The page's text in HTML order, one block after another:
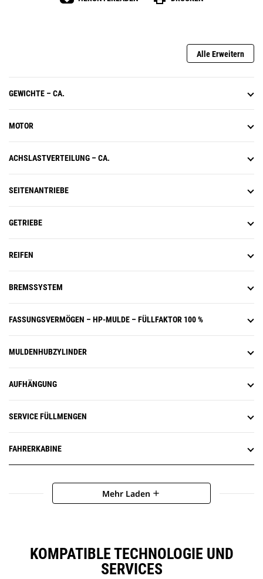
Alle Erweitern
GEWICHTE – CA.
MOTOR
ACHSLASTVERTEILUNG – CA.
SEITENANTRIEBE
GETRIEBE
REIFEN
BREMSSYSTEM
FASSUNGSVERMÖGEN – HP-MULDE – FÜLLFAKTOR 100 %
MULDENHUBZYLINDER
AUFHÄNGUNG
SERVICE FÜLLMENGEN
FAHRERKABINE
Mehr Laden add
KOMPATIBLE TECHNOLOGIE UND
SERVICES